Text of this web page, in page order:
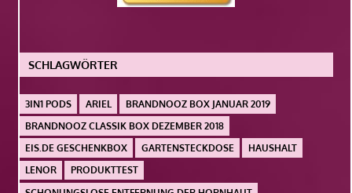
SCHLAGWÖRTER
3IN1 PODS ARIEL
BRANDNOOZ BOX JANUAR 2019
BRANDNOOZ CLASSIK BOX DEZEMBER 2018
EIS.DE GESCHENKBOX
GARTENSTECKDOSE
HAUSHALT
LENOR
PRODUKTTEST